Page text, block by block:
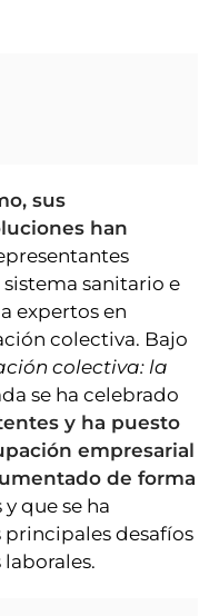
sus
han
sanitario e
expertos en
colectiva. Bajo
colectiva: la
se ha celebrado
y ha puesto
empresarial
de forma
que se ha
desafíos